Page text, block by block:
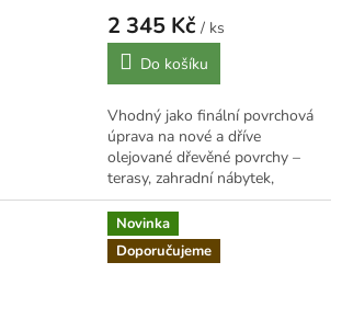
2 345 Kč / ks
Měrná
cena: Do košíku
Vhodný jako finální povrchová
úprava na nové a dříve
olejované dřevěné povrchy –
terasy, zahradní nábytek,
obklady, ploty atd. Olej na
vodní bázi s olejovými
složkami, je...
Novinka
Doporučujeme